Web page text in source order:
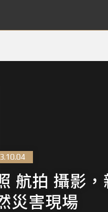
航拍 攝影
災害現場